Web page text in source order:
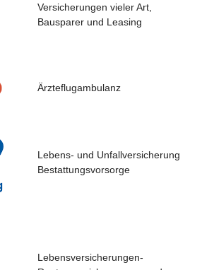
Versicherungen vieler Art,
Bausparer und Leasing
Ärzteflugambulanz
Lebens- und Unfallversicherung
Bestattungsvorsorge
Lebensversicherungen-